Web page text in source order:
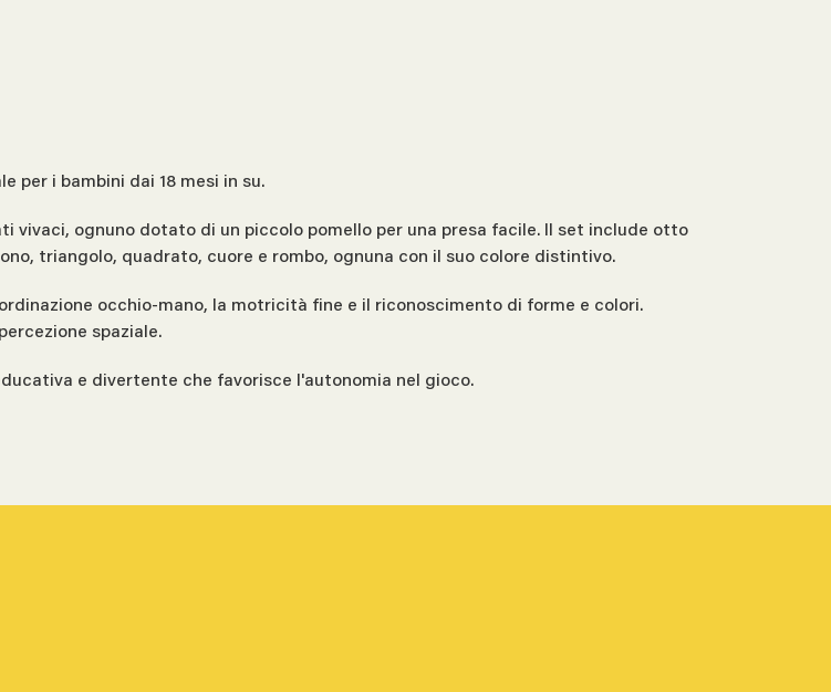
per i bambini dai 18 mesi in su.
vivaci, ognuno dotato di un piccolo pomello per una presa facile. Il set include otto
triangolo, quadrato, cuore e rombo, ognuna con il suo colore distintivo.
occhio-mano, la motricità fine e il riconoscimento di forme e colori.
spaziale.
e divertente che favorisce l'autonomia nel gioco.